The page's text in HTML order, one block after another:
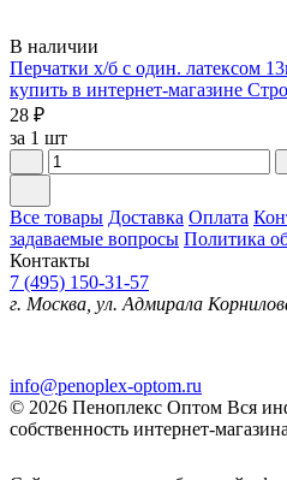
В наличии
Перчатки х/б с один. латексом
купить в интернет-магазине
28 ₽
за 1 шт
Все товары Доставка Оплата
задаваемые вопросы Политика
Контакты
7 (495) 150-31-57
г. Москва, ул. Адмирала
info@penoplex-optom.ru
© 2026 Пеноплекс Оптом Вся
собственность интернет-